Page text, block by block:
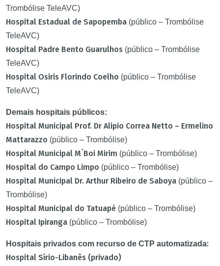
Trombólise TeleAVC)
Hospital Estadual de Sapopemba (público – Trombólise
TeleAVC)
Hospital Padre Bento Guarulhos (público – Trombólise
TeleAVC)
Hospital Osiris Florindo Coelho (público – Trombólise
TeleAVC)
Demais hospitais públicos:
Hospital Municipal Prof. Dr Alipio Correa Netto – Ermelino
Mattarazzo (público – Trombólise)
Hospital Municipal M´Boi Mirim (público – Trombólise)
Hospital do Campo Limpo (público – Trombólise)
Hospital Municipal Dr. Arthur Ribeiro de Saboya (público –
Trombólise)
Hospital Municipal do Tatuapé (público – Trombólise)
Hospital Ipiranga (público – Trombólise)
Hospitais privados com recurso de CTP automatizada:
Hospital Sírio-Libanês (privado)